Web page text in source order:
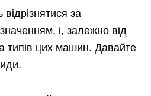
за
і, залежно від
типів цих машин. Давайте